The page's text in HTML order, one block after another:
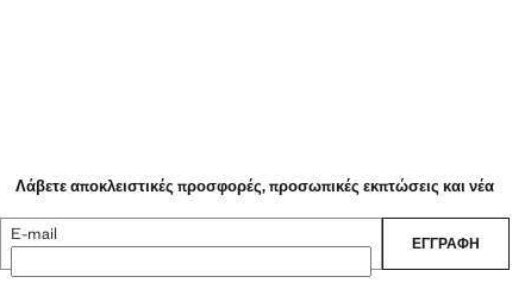
Λάβετε αποκλειστικές προσφορές, προσωπικές εκπτώσεις και νέα
E-mail ΕΓΓΡΑΦΉ